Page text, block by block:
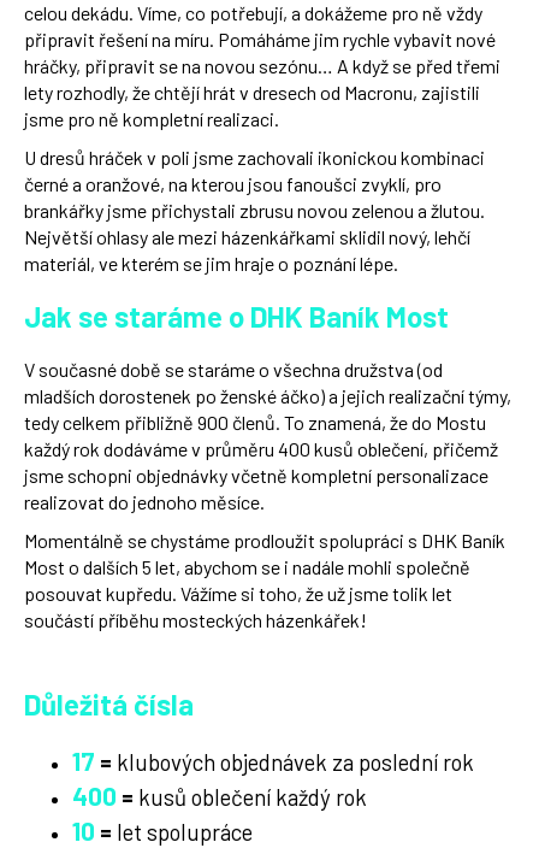
celou dekádu. Víme, co potřebují, a dokážeme pro ně vždy
připravit řešení na míru. Pomáháme jim rychle vybavit nové
hráčky, připravit se na novou sezónu… A když se před třemi
lety rozhodly, že chtějí hrát v dresech od Macronu, zajistili
jsme pro ně kompletní realizaci.
U dresů hráček v poli jsme zachovali ikonickou kombinaci
černé a oranžové, na kterou jsou fanoušci zvyklí, pro
brankářky jsme přichystali zbrusu novou zelenou a žlutou.
Největší ohlasy ale mezi házenkářkami sklidil nový, lehčí
materiál, ve kterém se jim hraje o poznání lépe.
Jak se staráme o DHK Baník Most
V současné době se staráme o všechna družstva (od
mladších dorostenek po ženské áčko) a jejich realizační týmy,
tedy celkem přibližně 900 členů. To znamená, že do Mostu
každý rok dodáváme v průměru 400 kusů oblečení, přičemž
jsme schopni objednávky včetně kompletní personalizace
realizovat do jednoho měsíce.
Momentálně se chystáme prodloužit spolupráci s DHK Baník
Most o dalších 5 let, abychom se i nadále mohli společně
posouvat kupředu. Vážíme si toho, že už jsme tolik let
součástí příběhu mosteckých házenkářek!
Důležitá čísla
17 = klubových objednávek za poslední rok
400 = kusů oblečení každý rok
10 = let spolupráce